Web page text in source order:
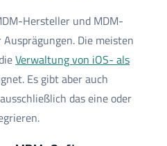
Hersteller und MDM-
Die meisten
Verwaltung von iOS- als
Es gibt aber auch
das eine oder